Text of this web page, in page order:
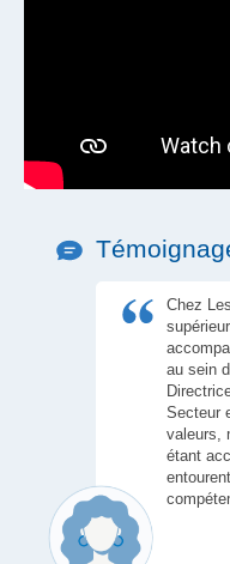
Chez
au sein
Secteur
valeurs,
étant